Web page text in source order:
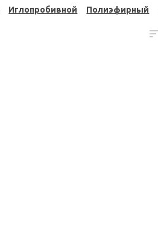
Иглопробивной Полиэфирный